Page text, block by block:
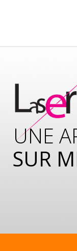
SUR
UNE